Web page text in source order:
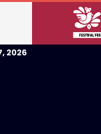
2026